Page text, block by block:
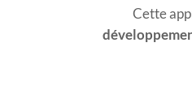
Cette